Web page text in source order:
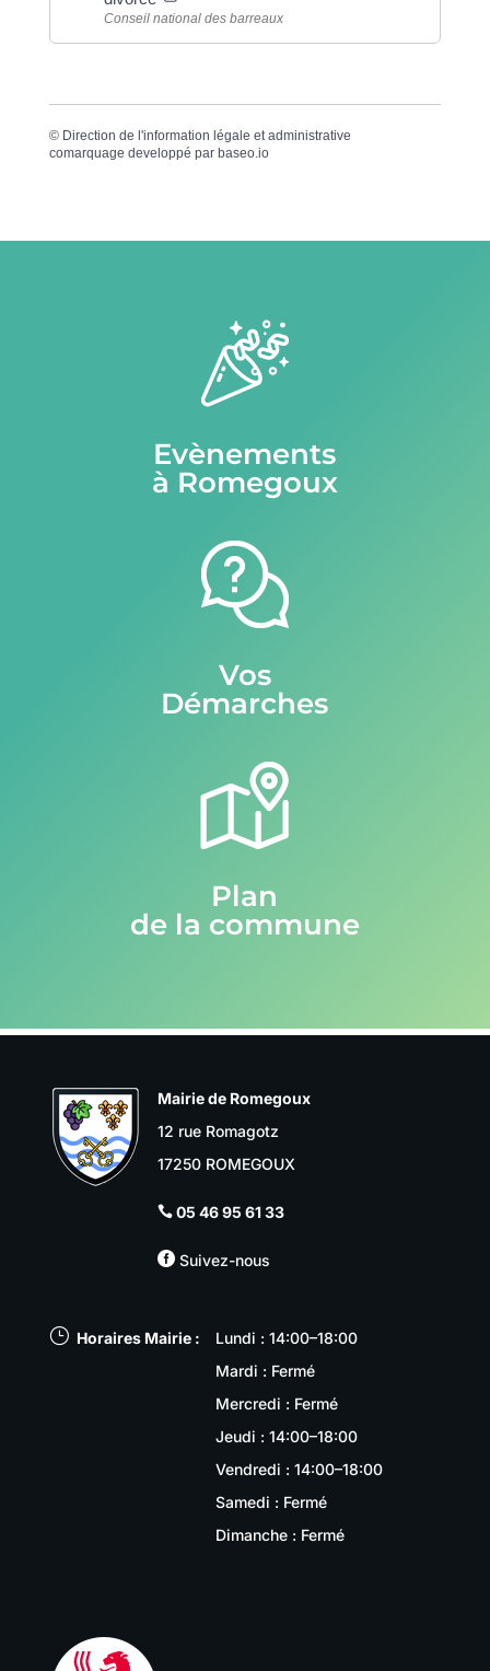
Conseil national des barreaux
© Direction de l'information légale et administrative
comarquage developpé par baseo.io
Evènements
à Romegoux
Vos
Démarches
Plan
de la commune
Mairie de Romegoux
12 rue Romagotz
17250 ROMEGOUX
 05 46 95 61 33
Suivez-nous
} Horaires Mairie :
Lundi : 14:00–18:00
Mardi : Fermé
Mercredi : Fermé
Jeudi : 14:00–18:00
Vendredi : 14:00–18:00
Samedi : Fermé
Dimanche : Fermé